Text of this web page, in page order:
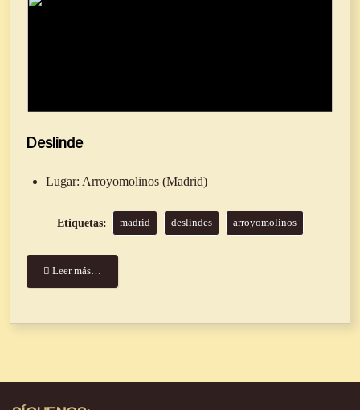
Deslinde
Lugar: Arroyomolinos (Madrid)
madrid deslindes arroyomolinos
Leer más…